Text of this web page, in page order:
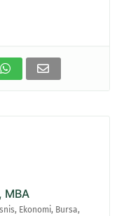
MBA
Ekonomi, Bursa,